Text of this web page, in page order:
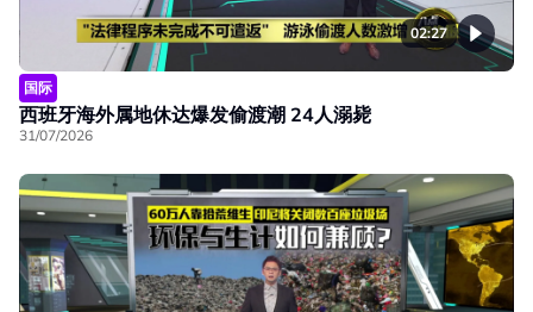
02:27
国际
西班牙海外属地休达爆发偷渡潮 24人溺毙
31/07/2026